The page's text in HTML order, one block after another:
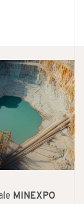
MINEXPO